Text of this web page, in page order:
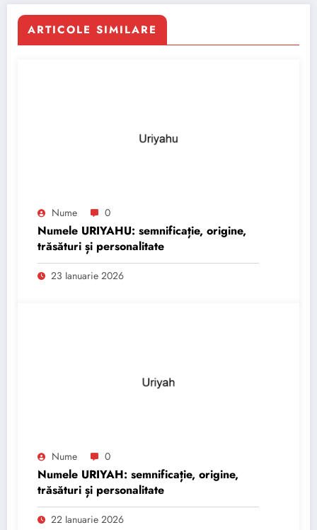
ARTICOLE SIMILARE
Nume 0
Numele URIYAHU: semnificație, origine,
trăsături și personalitate
23 Ianuarie 2026
Nume 0
Numele URIYAH: semnificație, origine,
trăsături și personalitate
22 Ianuarie 2026